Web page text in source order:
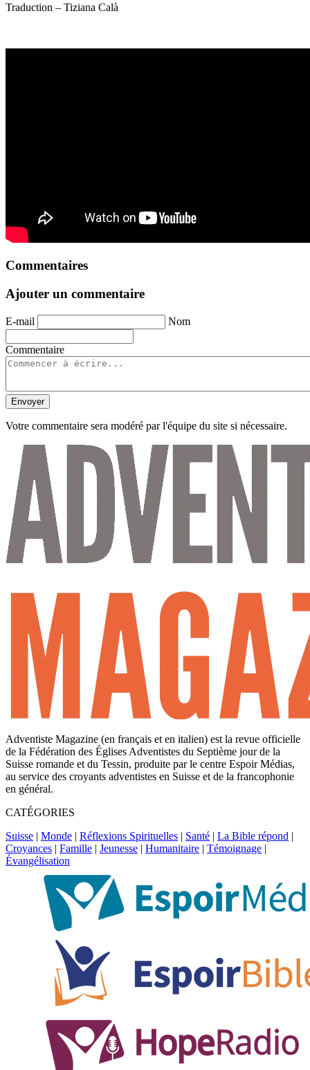
Traduction – Tiziana Calà
Commentaires
Ajouter un commentaire
E-mail Nom
Commentaire
Envoyer
Votre commentaire sera modéré par l'équipe du site si nécessaire.
Adventiste Magazine (en français et en italien) est la revue officielle
de la Fédération des Églises Adventistes du Septième jour de la
Suisse romande et du Tessin, produite par le centre Espoir Médias,
au service des croyants adventistes en Suisse et de la francophonie
en général.
CATÉGORIES
Suisse | Monde | Réflexions Spirituelles | Santé | La Bible répond |
Croyances | Famille | Jeunesse | Humanitaire | Témoignage |
Évangélisation